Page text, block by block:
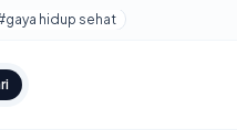
hidup sehat